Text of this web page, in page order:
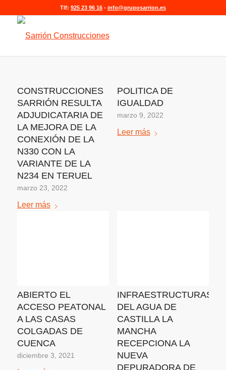
Tlf: 925 23 96 16- info@gruposarrion.es
CONSTRUCCIONES
SARRIÓN RESULTA
ADJUDICATARIA DE
LA MEJORA DE LA
CONEXIÓN DE LA
N330 CON LA
VARIANTE DE LA
N234 EN TERUEL
marzo 23, 2022
Leer más
POLITICA DE
IGUALDAD
marzo 9, 2022
Leer más
ABIERTO EL
ACCESO PEATONAL
A LAS CASAS
COLGADAS DE
CUENCA
diciembre 3, 2021
INFRAESTRUCTURAS
DEL AGUA DE
CASTILLA LA
MANCHA
RECEPCIONA LA
NUEVA
DEPURADORA DE